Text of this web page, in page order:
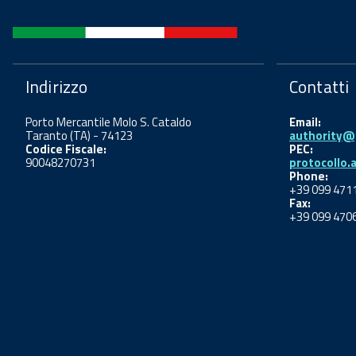
Indirizzo
Porto Mercantile Molo S. Cataldo
Taranto (TA) - 74123
Codice Fiscale:
90048270731
Contatti
Email:
PEC:
Phone:
+39 099
Fax:
+39 099